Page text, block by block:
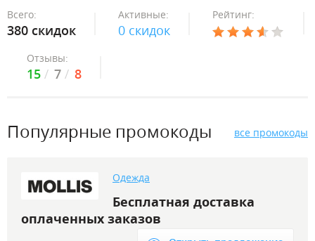
Всего:
380 скидок
Активные:
0 скидок
Рейтинг:
Отзывы:
15 7 8
Популярные промокоды все промокоды
Одежда
Бесплатная доставка
оплаченных заказов